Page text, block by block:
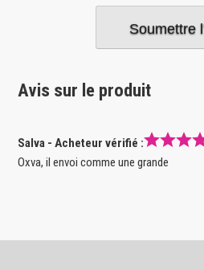
Avis sur le produit
Salva - Acheteur vérifié :
Oxva, il envoi comme une grande